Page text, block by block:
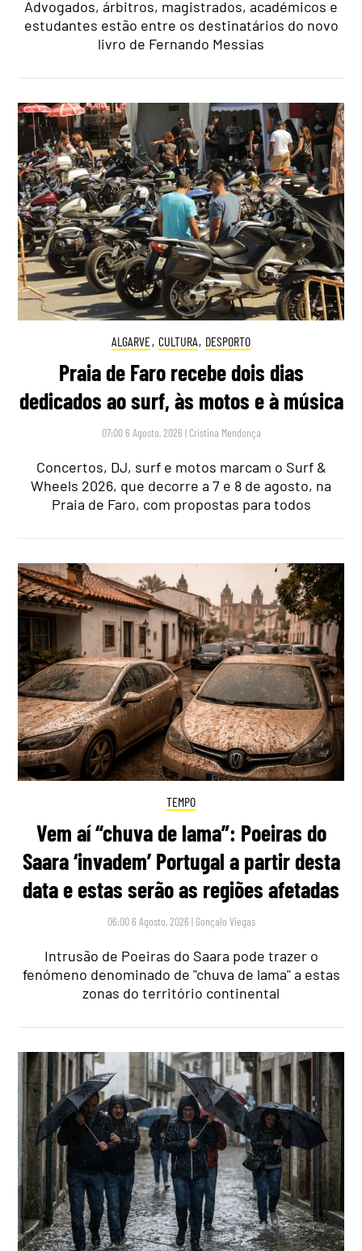
Advogados, árbitros, magistrados, académicos e
estudantes estão entre os destinatários do novo
livro de Fernando Messias
ALGARVE, CULTURA, DESPORTO
Praia de Faro recebe dois dias
dedicados ao surf, às motos e à música
07:00 6 Agosto, 2026 | Cristina Mendonça
Concertos, DJ, surf e motos marcam o Surf &
Wheels 2026, que decorre a 7 e 8 de agosto, na
Praia de Faro, com propostas para todos
TEMPO
Vem aí “chuva de lama”: Poeiras do
Saara ‘invadem’ Portugal a partir desta
data e estas serão as regiões afetadas
06:00 6 Agosto, 2026 | Gonçalo Viegas
Intrusão de Poeiras do Saara pode trazer o
fenómeno denominado de "chuva de lama" a estas
zonas do território continental